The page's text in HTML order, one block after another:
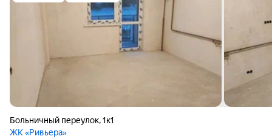
Больничный переулок,1к1
ЖК «Ривьера»